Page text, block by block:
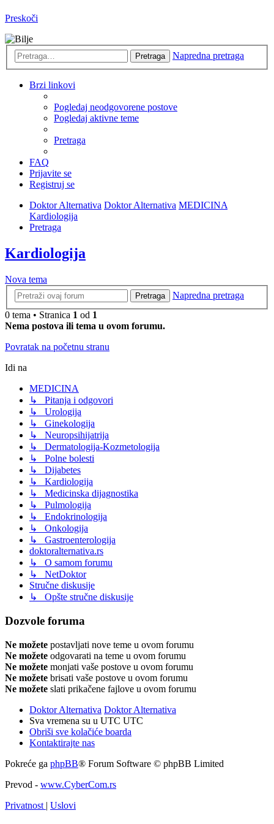
Preskoči
Pretraga Napredna pretraga
Brzi linkovi
Pogledaj neodgovorene postove
Pogledaj aktivne teme
Pretraga
FAQ
Prijavite se
Registruj se
Doktor Alternativa Doktor Alternativa MEDICINA
Kardiologija
Pretraga
Kardiologija
Nova tema
Pretraga
Napredna pretraga
0 tema • Stranica 1 od 1
Nema postova ili tema u ovom forumu.
Povratak na početnu stranu
Idi na
MEDICINA
↳ Pitanja i odgovori
↳ Urologija
↳ Ginekologija
↳ Neuropsihijatrija
↳ Dermatologija-Kozmetologija
↳ Polne bolesti
↳ Dijabetes
↳ Kardiologija
↳ Medicinska dijagnostika
↳ Pulmologija
↳ Endokrinologija
↳ Onkologija
↳ Gastroenterologija
doktoralternativa.rs
↳ O samom forumu
↳ NetDoktor
Stručne diskusije
↳ Opšte stručne diskusije
Dozvole foruma
Ne možete postavljati nove teme u ovom forumu
Ne možete odgovarati na teme u ovom forumu
Ne možete monjati vaše postove u ovom forumu
Ne možete brisati vaše postove u ovom forumu
Ne možete slati prikačene fajlove u ovom forumu
Doktor Alternativa Doktor Alternativa
Sva vremena su u UTC UTC
Obriši sve kolačiće boarda
Kontaktirajte nas
Pokreće ga phpBB® Forum Software © phpBB Limited
Prevod - www.CyberCom.rs
Privatnost | Uslovi